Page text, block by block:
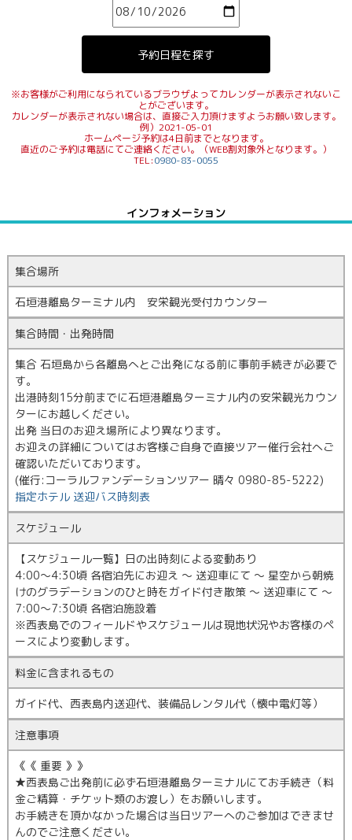
※お客様がご利用になられているブラウザよってカレンダーが表示されないこ
とがございます。
カレンダーが表示されない場合は、直接ご入力頂けますようお願い致します。
例）2021-05-01
ホームページ予約は4日前までとなります。
直近のご予約は電話にてご連絡ください。（WEB割対象外となります。）
TEL:0980-83-0055
インフォメーション
集合場所
石垣港離島ターミナル内 安栄観光受付カウンター
集合時間・出発時間
集合 石垣島から各離島へとご出発になる前に事前手続きが必要で
す。
出港時刻15分前までに石垣港離島ターミナル内の安栄観光カウン
ターにお越しください。
出発 当日のお迎え場所により異なります。
お迎えの詳細についてはお客様ご自身で直接ツアー催行会社へご
確認いただいております。
(催行:コーラルファンデーションツアー 晴々 0980-85-5222)
指定ホテル 送迎バス時刻表
スケジュール
【スケジュール一覧】日の出時刻による変動あり
4:00〜4:30頃 各宿泊先にお迎え ～ 送迎車にて ～ 星空から朝焼
けのグラデーションのひと時をガイド付き散策 ～ 送迎車にて ～
7:00〜7:30頃 各宿泊施設着
※西表島でのフィールドやスケジュールは現地状況やお客様のペ
ースにより変動します。
料金に含まれるもの
ガイド代、西表島内送迎代、装備品レンタル代（懐中電灯等）
注意事項
《《 重要 》》
★西表島ご出発前に必ず石垣港離島ターミナルにてお手続き（料
金ご精算・チケット類のお渡し）をお願いします。
お手続きを頂かなかった場合は当日ツアーへのご参加はできませ
んのでご注意ください。